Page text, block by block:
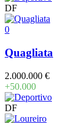
DF
0
Quagliata
2.000.000 €
+50.000
DF